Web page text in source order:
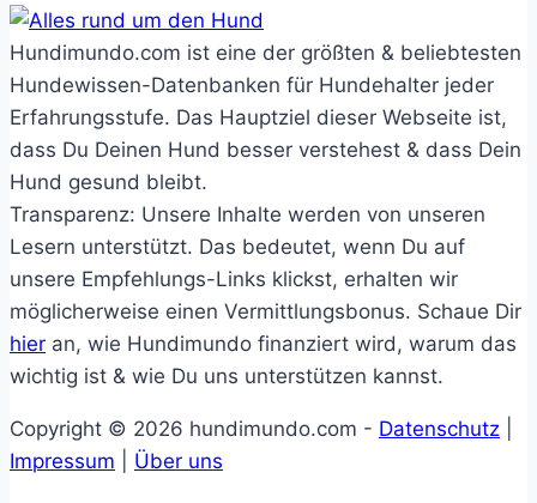
Hundimundo.com ist eine der größten & beliebtesten
Hundewissen-Datenbanken für Hundehalter jeder
Erfahrungsstufe. Das Hauptziel dieser Webseite ist,
dass Du Deinen Hund besser verstehest & dass Dein
Hund gesund bleibt.
Transparenz: Unsere Inhalte werden von unseren
Lesern unterstützt. Das bedeutet, wenn Du auf
unsere Empfehlungs-Links klickst, erhalten wir
möglicherweise einen Vermittlungsbonus. Schaue Dir
hier an, wie Hundimundo finanziert wird, warum das
wichtig ist & wie Du uns unterstützen kannst.
Copyright © 2026 hundimundo.com - Datenschutz
Impressum
Über uns